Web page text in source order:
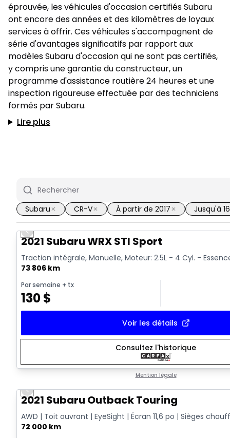
éprouvée, les véhicules d'occasion certifiés Subaru
ont encore des années et des kilomètres de loyaux
services à offrir. Ces véhicules s'accompagnent de
série d'avantages significatifs par rapport aux
modèles Subaru d'occasion qui ne sont pas certifiés,
y compris une garantie du constructeur, un
programme d'assistance routière 24 heures et une
inspection rigoureuse effectuée par des techniciens
formés par Subaru.
Lire plus
Subaru CR-V À partir de 2017 Jusqu'à
Vidéo disponible
Previous slide
2021 Subaru WRX STI Sport
Traction intégrale, Manuelle, Moteur: 2.5L - 4 Cyl. -
73 806 km
Par semaine + tx
130$
Voir les détails
Consultez l'historique
Mention légale
Previous slide
2021 Subaru Outback Touring
AWD | Toit ouvrant | EyeSight | Écran 11,6 po | Sièges
72 000 km